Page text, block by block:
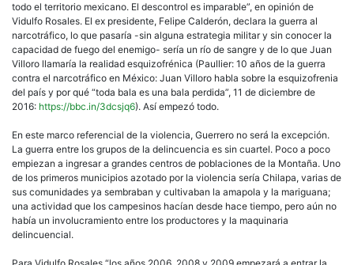
todo el territorio mexicano. El descontrol es imparable”, en opinión de
Vidulfo Rosales. El ex presidente, Felipe Calderón, declara la guerra al
narcotráfico, lo que pasaría -sin alguna estrategia militar y sin conocer la
capacidad de fuego del enemigo- sería un río de sangre y de lo que Juan
Villoro llamaría la realidad esquizofrénica (Paullier: 10 años de la guerra
contra el narcotráfico en México: Juan Villoro habla sobre la esquizofrenia
del país y por qué “toda bala es una bala perdida”, 11 de diciembre de
2016: https://bbc.in/3dcsjq6). Así empezó todo.
En este marco referencial de la violencia, Guerrero no será la excepción.
La guerra entre los grupos de la delincuencia es sin cuartel. Poco a poco
empiezan a ingresar a grandes centros de poblaciones de la Montaña. Uno
de los primeros municipios azotado por la violencia sería Chilapa, varias de
sus comunidades ya sembraban y cultivaban la amapola y la mariguana;
una actividad que los campesinos hacían desde hace tiempo, pero aún no
había un involucramiento entre los productores y la maquinaria
delincuencial.